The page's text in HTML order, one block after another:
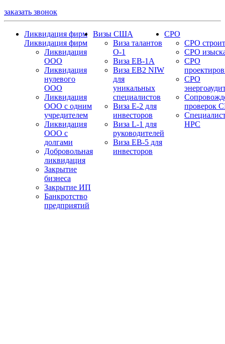
заказать звонок
Ликвидация фирм
Ликвидация фирм
Ликвидация
ООО
Ликвидация
нулевого
ООО
Ликвидация
ООО с одним
учредителем
Ликвидация
ООО с
долгами
Добровольная
ликвидация
Закрытие
бизнеса
Закрытие ИП
Банкротство
предприятий
Визы США
Виза талантов
О-1
Виза EB-1A
Виза EB2 NIW
для
уникальных
специалистов
Виза E-2 для
инвесторов
Виза L-1 для
руководителей
Виза EB-5 для
инвесторов
СРО
СРО
СРО
СРО
СРО
проверок
НРС